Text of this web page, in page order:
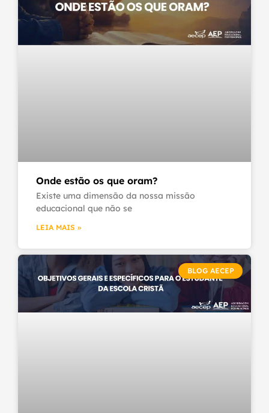
Onde estão os que oram?
Existe uma dimensão da nossa missão
educacional que não se
LEIA MAIS »
BLOG AECEP